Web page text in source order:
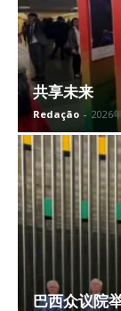
共享未来
Redação - 2026
巴西众议院